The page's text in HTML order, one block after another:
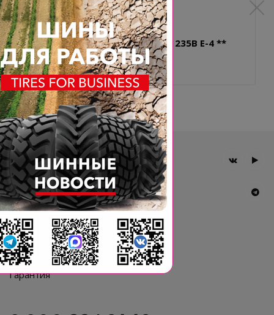
33.00R51 BKT EARTHMAX SR 46 235B E-4 **
STD TL
Главная
Компания
Шины BKT
Новости
Статьи
Контакты
Гарантия